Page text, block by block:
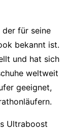
der für seine
bekannt ist.
und hat sich
weltweit
geeignet,
Ultraboost